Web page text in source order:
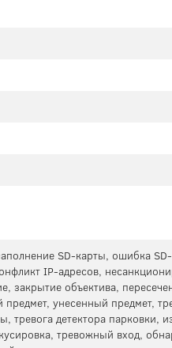
SD-карты, ошибка
IP-адресов,
закрытие объектива,
унесенный предмет,
тревога детектора парковки,
тревожный вход,